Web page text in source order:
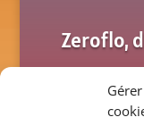
Zeroflo,